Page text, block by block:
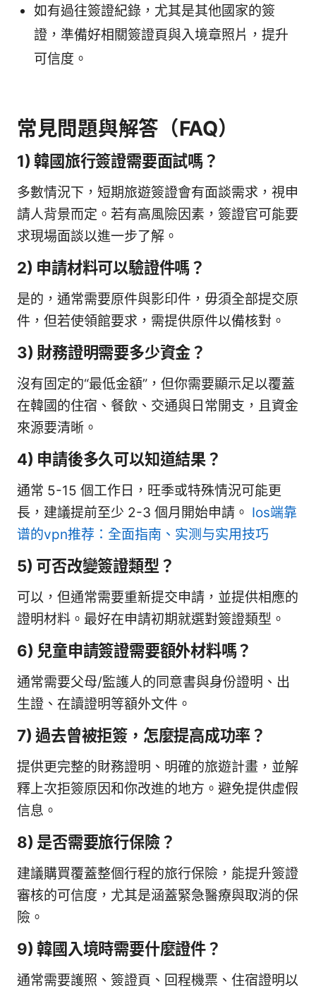
如有過往簽證紀錄，尤其是其他國家的簽
證，準備好相關簽證頁與入境章照片，提升
可信度。
常見問題與解答（FAQ）
1) 韓國旅行簽證需要面試嗎？
多數情況下，短期旅遊簽證會有面談需求，視申
請人背景而定。若有高風險因素，簽證官可能要
求現場面談以進一步了解。
2) 申請材料可以驗證件嗎？
是的，通常需要原件與影印件，毋須全部提交原
件，但若使領館要求，需提供原件以備核對。
3) 財務證明需要多少資金？
沒有固定的“最低金額”，但你需要顯示足以覆蓋
在韓國的住宿、餐飲、交通與日常開支，且資金
來源要清晰。
4) 申請後多久可以知道結果？
通常 5-15 個工作日，旺季或特殊情況可能更
長，建議提前至少 2-3 個月開始申請。 Ios端靠
谱的vpn推荐：全面指南、实测与实用技巧
5) 可否改變簽證類型？
可以，但通常需要重新提交申請，並提供相應的
證明材料。最好在申請初期就選對簽證類型。
6) 兒童申請簽證需要額外材料嗎？
通常需要父母/監護人的同意書與身份證明、出
生證、在讀證明等額外文件。
7) 過去曾被拒簽，怎麼提高成功率？
提供更完整的財務證明、明確的旅遊計畫，並解
釋上次拒簽原因和你改進的地方。避免提供虛假
信息。
8) 是否需要旅行保險？
建議購買覆蓋整個行程的旅行保險，能提升簽證
審核的可信度，尤其是涵蓋緊急醫療與取消的保
險。
9) 韓國入境時需要什麼證件？
通常需要護照、簽證頁、回程機票、住宿證明以